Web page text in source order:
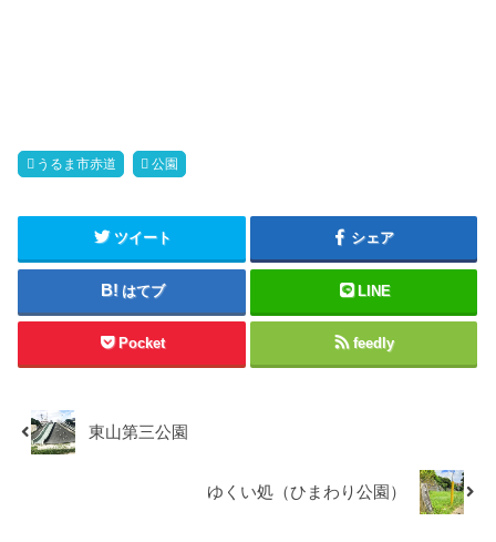
うるま市赤道 公園
ツイート シェア
はてブ LINE
Pocket feedly
東山第三公園
ゆくい処（ひまわり公園）